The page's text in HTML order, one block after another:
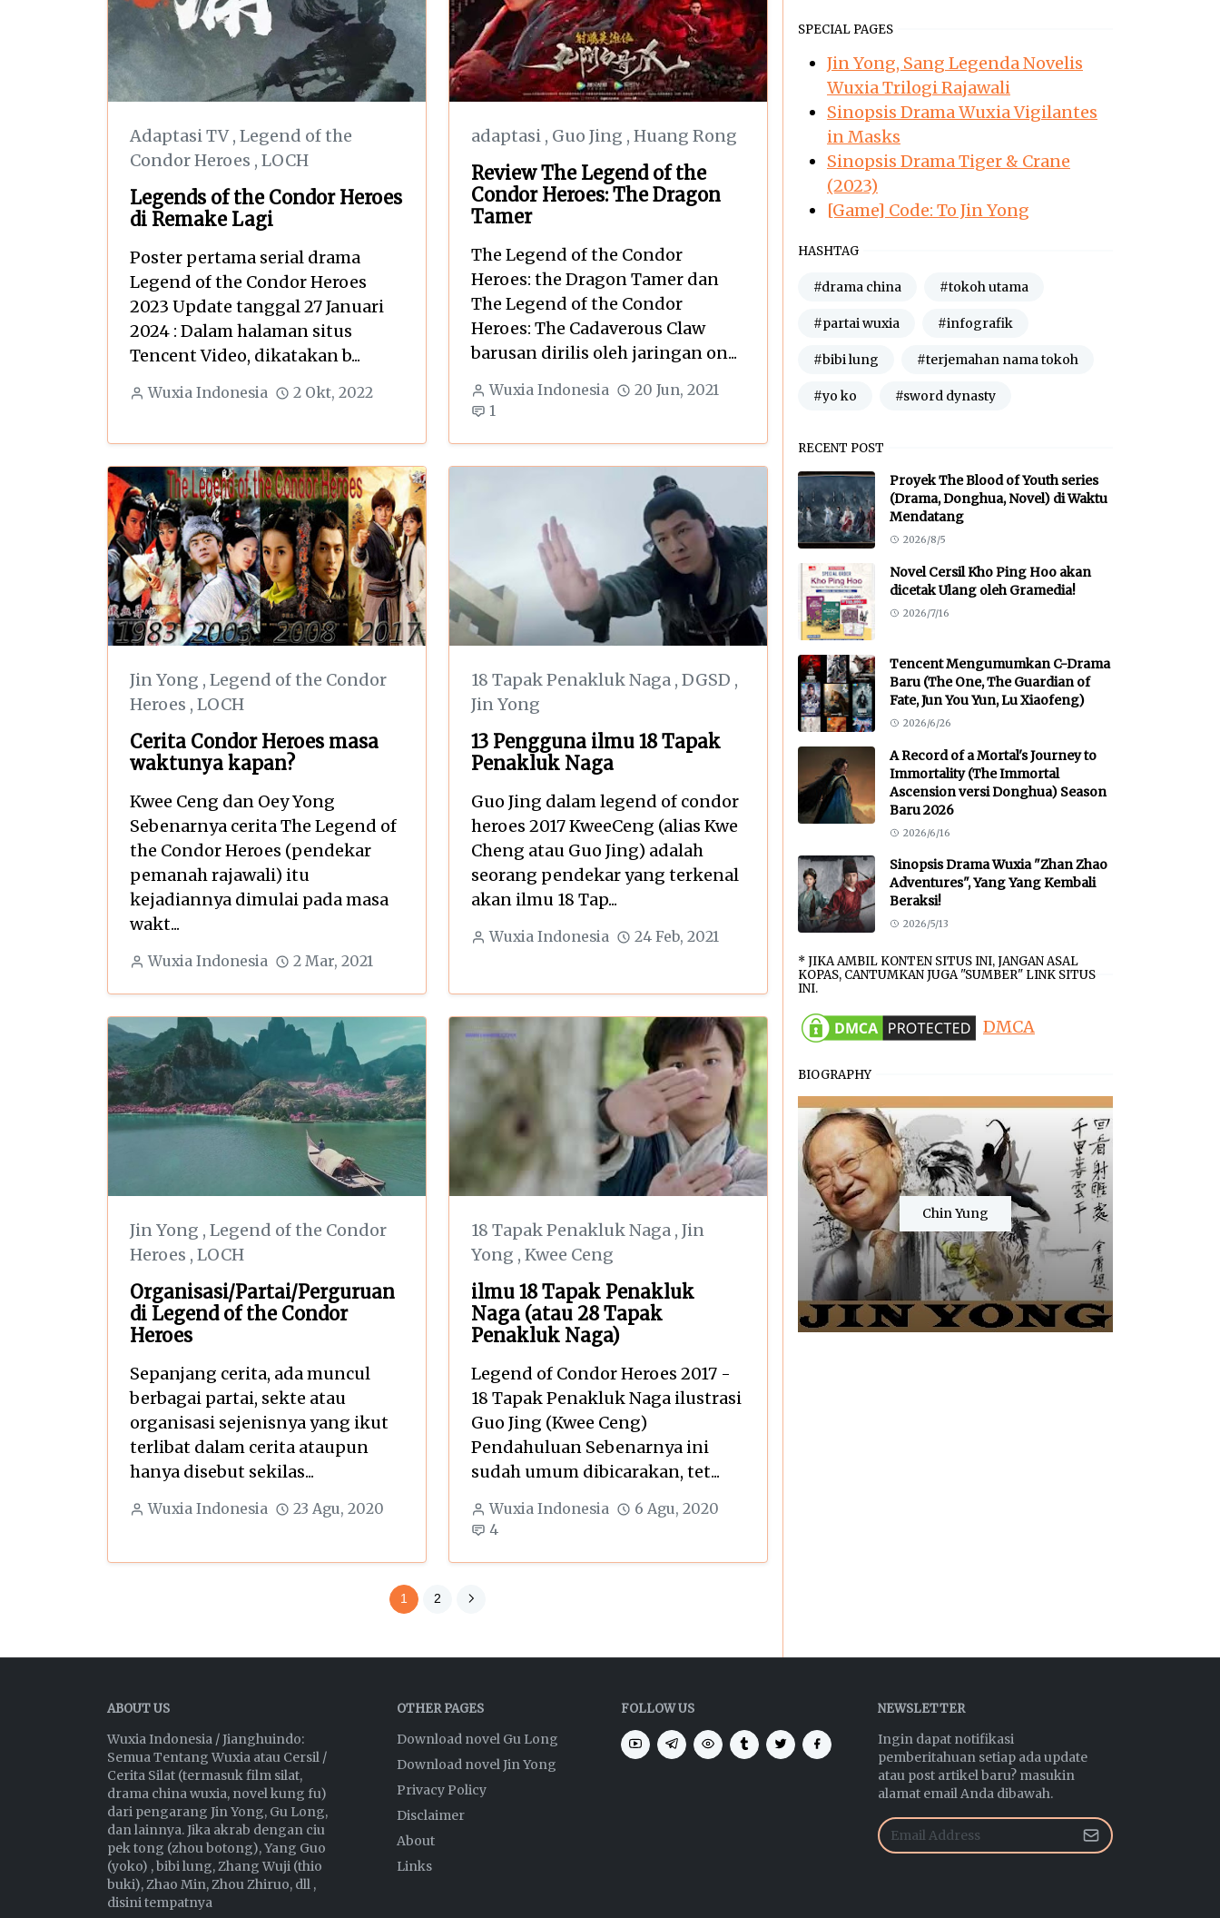
Adaptasi TV, Legend of the
Condor Heroes , LOCH
Legends of the Condor Heroes
di Remake Lagi
Poster pertama serial drama
Legend of the Condor Heroes
2023 Update tanggal 27 Januari
2024 : Dalam halaman situs
Tencent Video, dikatakan b...
Wuxia Indonesia 2 Okt, 2022
adaptasi , Guo Jing , Huang Rong
Review The Legend of the
Condor Heroes: The Dragon
Tamer
The Legend of the Condor
Heroes: the Dragon Tamer dan
The Legend of the Condor
Heroes: The Cadaverous Claw
barusan dirilis oleh jaringan on...
Wuxia Indonesia
20 Jun, 2021
1
Jin Yong , Legend of the Condor
Heroes , LOCH
Cerita Condor Heroes masa
waktunya kapan?
Kwee Ceng dan Oey Yong
Sebenarnya cerita The Legend of
the Condor Heroes (pendekar
pemanah rajawali) itu
kejadiannya dimulai pada masa
wakt...
Wuxia Indonesia 2 Mar, 2021
18 Tapak Penakluk Naga , DGSD ,
Jin Yong
13 Pengguna ilmu 18 Tapak
Penakluk Naga
Guo Jing dalam legend of condor
heroes 2017 KweeCeng (alias Kwe
Cheng atau Guo Jing) adalah
seorang pendekar yang terkenal
akan ilmu 18 Tap...
Wuxia Indonesia 24 Feb, 2021
Jin Yong , Legend of the Condor
Heroes , LOCH
Organisasi/Partai/Perguruan
di Legend of the Condor
Heroes
Sepanjang cerita, ada muncul
berbagai partai, sekte atau
organisasi sejenisnya yang ikut
terlibat dalam cerita ataupun
hanya disebut sekilas...
Wuxia Indonesia 23 Agu, 2020
18 Tapak Penakluk Naga , Jin
Yong , Kwee Ceng
ilmu 18 Tapak Penakluk
Naga (atau 28 Tapak
Penakluk Naga)
Legend of Condor Heroes 2017 -
18 Tapak Penakluk Naga ilustrasi
Guo Jing (Kwee Ceng)
Pendahuluan Sebenarnya ini
sudah umum dibicarakan, tet...
Wuxia Indonesia
6 Agu, 2020
4
1 2
SPECIAL PAGES
Jin Yong, Sang Legenda Novelis
Wuxia Trilogi Rajawali
Sinopsis Drama Wuxia Vigilantes
in Masks
Sinopsis Drama Tiger & Crane
(2023)
[Game] Code: To Jin Yong
HASHTAG
#drama china #tokoh utama
#partai wuxia #infografik
#bibi lung #terjemahan nama tokoh
#yo ko #sword dynasty
RECENT POST
Proyek The Blood of Youth series
(Drama, Donghua, Novel) di Waktu
Mendatang
2026/8/5
Novel Cersil Kho Ping Hoo akan
dicetak Ulang oleh Gramedia!
2026/7/16
Tencent Mengumumkan C-Drama
Baru (The One, The Guardian of
Fate, Jun You Yun, Lu Xiaofeng)
2026/6/26
A Record of a Mortal's Journey to
Immortality (The Immortal
Ascension versi Donghua) Season
Baru 2026
2026/6/16
Sinopsis Drama Wuxia "Zhan Zhao
Adventures", Yang Yang Kembali
Beraksi!
2026/5/13
* JIKA AMBIL KONTEN SITUS INI, JANGAN ASAL
KOPAS, CANTUMKAN JUGA "SUMBER" LINK SITUS
INI.
DMCA
BIOGRAPHY
Chin Yung
ABOUT US
Wuxia Indonesia / Jianghuindo:
Semua Tentang Wuxia atau Cersil /
Cerita Silat (termasuk film silat,
drama china wuxia, novel kung fu)
dari pengarang Jin Yong, Gu Long,
dan lainnya. Jika akrab dengan ciu
pek tong (zhou botong), Yang Guo
(yoko) , bibi lung, Zhang Wuji (thio
buki), Zhao Min, Zhou Zhiruo, dll ,
disini tempatnya
OTHER PAGES
Download novel Gu Long
Download novel Jin Yong
Privacy Policy
Disclaimer
About
Links
FOLLOW US NEWSLETTER
Ingin dapat notifikasi
pemberitahuan setiap ada update
atau post artikel baru? masukin
alamat email Anda dibawah.